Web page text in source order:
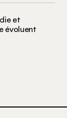
et
évoluent